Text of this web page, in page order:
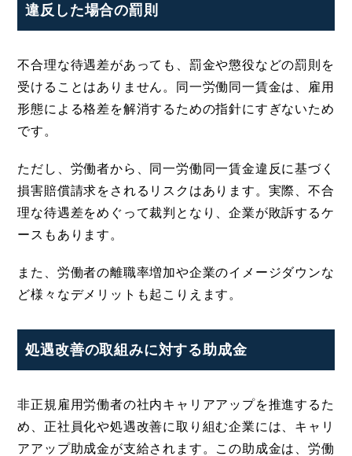
違反した場合の罰則
不合理な待遇差があっても、罰金や懲役などの罰則を
受けることはありません。同一労働同一賃金は、雇用
形態による格差を解消するための指針にすぎないため
です。
ただし、労働者から、同一労働同一賃金違反に基づく
損害賠償請求をされるリスクはあります。実際、不合
理な待遇差をめぐって裁判となり、企業が敗訴するケ
ースもあります。
また、労働者の離職率増加や企業のイメージダウンな
ど様々なデメリットも起こりえます。
処遇改善の取組みに対する助成金
非正規雇用労働者の社内キャリアアップを推進するた
め、正社員化や処遇改善に取り組む企業には、キャリ
アアップ助成金が支給されます。この助成金は、労働